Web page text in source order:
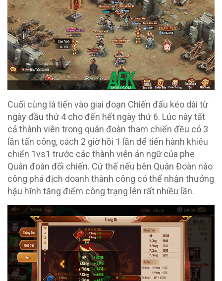
Cuối cùng là tiến vào giai đoạn Chiến đấu kéo dài từ
ngày đầu thứ 4 cho đến hết ngày thứ 6. Lúc này tất
cả thành viên trong quân đoàn tham chiến đều có 3
lần tấn công, cách 2 giờ hồi 1 lần để tiến hành khiêu
chiến 1vs1 trước các thành viên án ngữ của phe
Quân đoàn đối chiến. Cứ thế nếu bên Quân Đoàn nào
công phá địch doanh thành công có thể nhận thưởng
hậu hĩnh tăng điểm công trạng lên rất nhiều lần.